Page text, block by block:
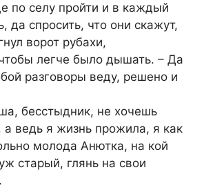
по селу пройти и в каждый
да спросить, что они скажут,
ворот рубахи,
легче было дышать. – Да
разговоры веду, решено и
бесстыдник, не хочешь
а ведь я жизнь прожила, я как
молода Анютка, на кой
старый, глянь на свои